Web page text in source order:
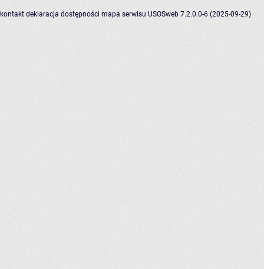
kontakt deklaracja dostępności mapa serwisu USOSweb 7.2.0.0-6 (2025-09-29)